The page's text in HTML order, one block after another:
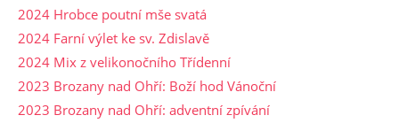
2024 Hrobce poutní mše svatá
2024 Farní výlet ke sv. Zdislavě
2024 Mix z velikonočního Třídenní
2023 Brozany nad Ohří: Boží hod Vánoční
2023 Brozany nad Ohří: adventní zpívání